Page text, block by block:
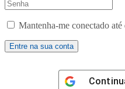
Mantenha-me conectado até